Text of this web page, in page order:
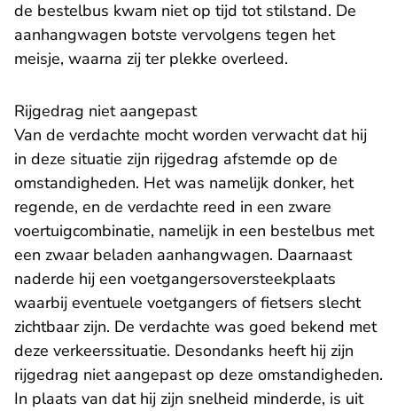
de bestelbus kwam niet op tijd tot stilstand. De
aanhangwagen botste vervolgens tegen het
meisje, waarna zij ter plekke overleed.
Rijgedrag niet aangepast
Van de verdachte mocht worden verwacht dat hij
in deze situatie zijn rijgedrag afstemde op de
omstandigheden. Het was namelijk donker, het
regende, en de verdachte reed in een zware
voertuigcombinatie, namelijk in een bestelbus met
een zwaar beladen aanhangwagen. Daarnaast
naderde hij een voetgangersoversteekplaats
waarbij eventuele voetgangers of fietsers slecht
zichtbaar zijn. De verdachte was goed bekend met
deze verkeerssituatie. Desondanks heeft hij zijn
rijgedrag niet aangepast op deze omstandigheden.
In plaats van dat hij zijn snelheid minderde, is uit